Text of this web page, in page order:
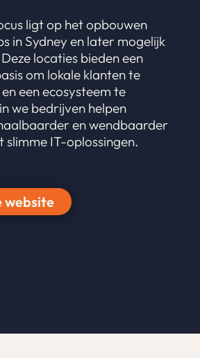
ligt op het opbouwen
in Sydney en later mogelijk
locaties bieden een
om lokale klanten te
een ecosysteem te
we bedrijven helpen
en wendbaarder
slimme IT-oplossingen.
website